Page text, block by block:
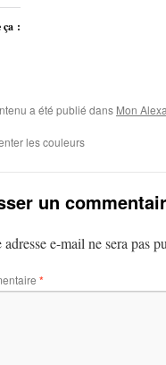
ça :
a été publié dans Mon
les couleurs
un
e-mail ne sera pas
*